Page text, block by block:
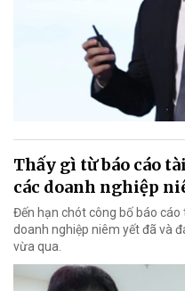
Thấy gì từ báo cáo
các doanh nghiệp
Đến hạn chót công bố báo
doanh nghiệp niêm yết đã và
vừa qua.